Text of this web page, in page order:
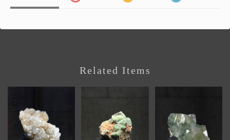
Related Items